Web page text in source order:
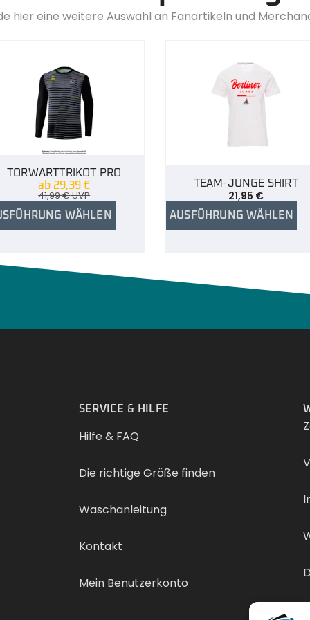
hier eine weitere Auswahl an Fanartikeln und
TORWARTTRIKOT PRO
ab 29,39€
41,99€UVP
WÄHLEN
TEAM-JUNGE SHIRT
21,95 €
AUSFÜHRUNG WÄHLEN
SERVICE & HILFE
Hilfe & FAQ
Die richtige Größe finden
Waschanleitung
Kontakt
Mein Benutzerkonto